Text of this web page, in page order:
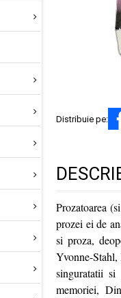
Distribuie pe:
Prozatoarea
prozei ei de
si proza,
Yvonne-Stahl,
singuratatii
memoriei,